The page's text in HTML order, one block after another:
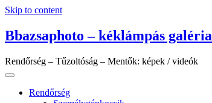
Skip to content
Bbazsaphoto – kéklámpás galéria
Rendőrség – Tűzoltóság – Mentők: képek / videók
Rendőrség